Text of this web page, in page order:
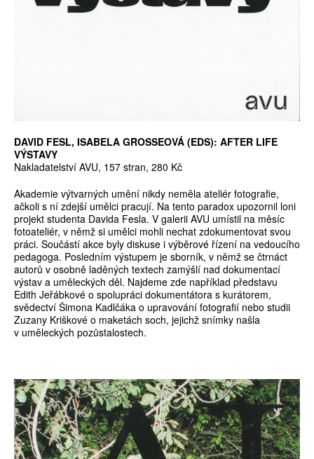
DAVID FESL, ISABELA GROSSEOVÁ (EDS): AFTER LIFE
VÝSTAVY
Nakladatelství AVU, 157 stran, 280 Kč
Akademie výtvarných umění nikdy neměla ateliér fotografie,
ačkoli s ní zdejší umělci pracují. Na tento paradox upozornil loni
projekt studenta Davida Fesla. V galerii AVU umístil na měsíc
fotoateliér, v němž si umělci mohli nechat zdokumentovat svou
práci. Součástí akce byly diskuse i výběrové řízení na vedoucího
pedagoga. Posledním výstupem je sborník, v němž se čtrnáct
autorů v osobně laděných textech zamýšlí nad dokumentací
výstav a uměleckých děl. Najdeme zde například představu
Edith Jeřábkové o spolupráci dokumentátora s kurátorem,
svědectví Šimona Kadlčáka o upravování fotografií nebo studii
Zuzany Kriškové o maketách soch, jejichž snímky našla
v uměleckých pozůstalostech.